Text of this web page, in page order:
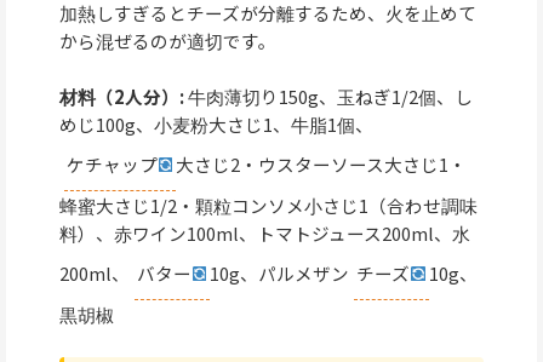
加熱しすぎるとチーズが分離するため、火を止めて
から混ぜるのが適切です。
材料（2人分）:牛肉薄切り150g、玉ねぎ1/2個、し
めじ100g、小麦粉大さじ1、牛脂1個、
ケチャップ
大さじ2・ウスターソース大さじ1・
蜂蜜大さじ1/2・顆粒コンソメ小さじ1（合わせ調味
料）、赤ワイン100ml、トマトジュース200ml、水
200ml、
バター 10g、パルメザン チーズ
10g、
黒胡椒